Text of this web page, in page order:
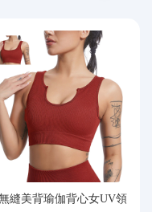
縫美背瑜伽背心女UV領